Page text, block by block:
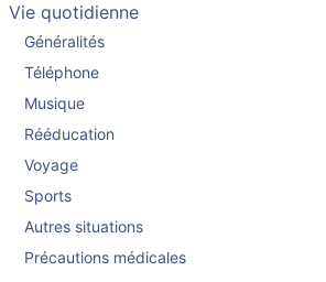
Vie quotidienne
Généralités
Téléphone
Musique
Rééducation
Voyage
Sports
Autres situations
Précautions médicales